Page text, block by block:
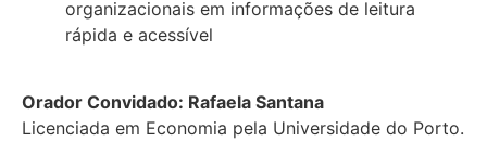
organizacionais em informações de leitura
rápida e acessível
Orador Convidado: Rafaela Santana
Licenciada em Economia pela Universidade do Porto.